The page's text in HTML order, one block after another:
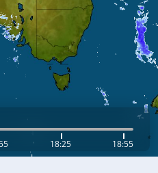
18:25 18:55